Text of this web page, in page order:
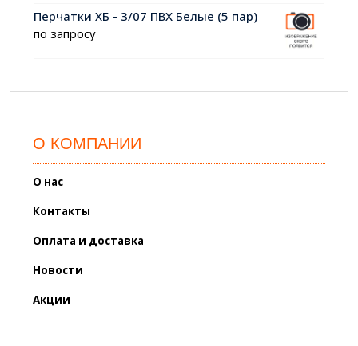
Перчатки ХБ - 3/07 ПВХ Белые (5 пар)
по запросу
О КОМПАНИИ
О нас
Контакты
Оплата и доставка
Новости
Акции